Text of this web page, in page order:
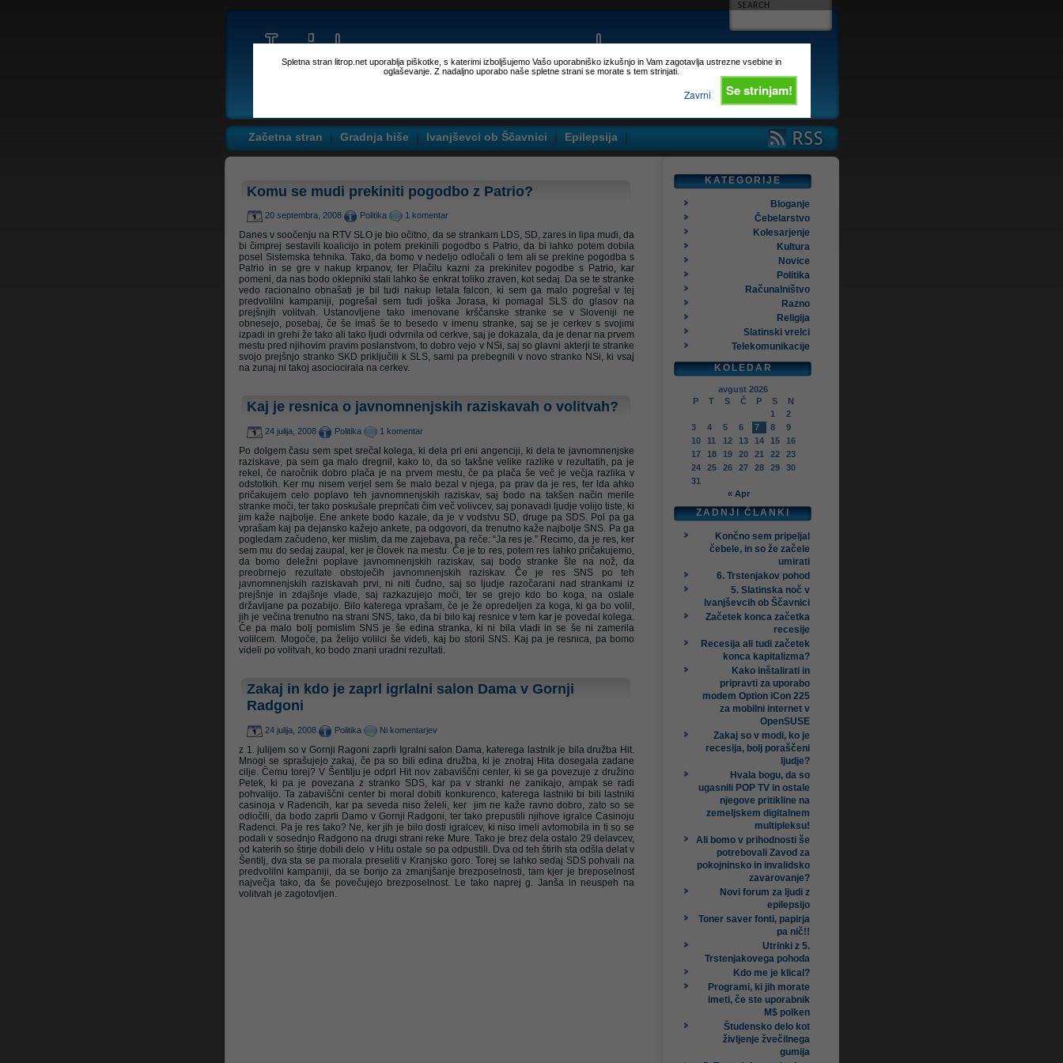
Spletna stran litrop.net uporablja piškotke, s katerimi izboljšujemo Vašo uporabniško izkušnjo in Vam zagotavlja ustrezne vsebine in
oglaševanje. Z nadaljno uporabo naše spletne strani se morate s tem strinjati.
Se strinjam!
Zavrni
Začetna stran Gradnja hiše Ivanjševci ob Ščavnici Epilepsija
Komu se mudi prekiniti pogodbo z Patrio?
20 septembra, 2008 Politika 1 komentar
Danes v soočenju na RTV SLO je bio očitno, da se strankam LDS, SD, zares in lipa mudi, da
bi čimprej sestavili koalicijo in potem prekinili pogodbo s Patrio, da bi lahko potem dobila
posel Sistemska tehnika. Tako, da bomo v nedeljo odločali o tem ali se prekine pogodba s
Patrio in se gre v nakup krpanov, ter Plačilu kazni za prekinitev pogodbe s Patrio, kar
pomeni, da nas bodo oklepniki stali lahko še enkrat toliko zraven, kot sedaj. Da se te stranke
vedo racionalno obnašati je bil tudi nakup letala falcon, ki sem ga malo pogrešal v tej
predvolilni kampaniji, pogrešal sem tudi joška Jorasa, ki pomagal SLS do glasov na
prejšnjih volitvah. Ustanovljene tako imenovane krščanske stranke se v Sloveniji ne
obnesejo, posebaj, če še imaš še to besedo v imenu stranke, saj se je cerkev s svojimi
izpadi in grehi že tako ali tako ljudi odvrnila od cerkve, saj je dokazala, da je denar na prvem
mestu pred njihovim pravim poslanstvom, to dobro vejo v NSi, saj so glavni akterji te stranke
svojo prejšnjo stranko SKD priključili k SLS, sami pa prebegnili v novo stranko NSi, ki vsaj
na zunaj ni takoj asociocirala na cerkev.
Kaj je resnica o javnomnenjskih raziskavah o volitvah?
24 julija, 2008 Politika 1 komentar
Po dolgem času sem spet srečal kolega, ki dela pri eni angenciji, ki dela te javnomnenjske
raziskave, pa sem ga malo dregnil, kako to, da so takšne velike razlike v rezultatih, pa je
rekel, če naročnik dobro plača je na prvem mestu, če pa plača še več je večja razlika v
odstotkih. Ker mu nisem verjel sem še malo bezal v njega, pa prav da je res, ter lda ahko
pričakujem celo poplavo teh javnomnenjskih raziskav, saj bodo na takšen način merile
stranke moči, ter tako poskušale prepričati čim več volivcev, saj ponavadi ljudje volijo tiste, ki
jim kaže najbolje. Ene ankete bodo kazale, da je v vodstvu SD, druge pa SDS. Pol pa ga
vprašam kaj pa dejansko kažejo ankete, pa odgovori, da trenutno kaže najbolje SNS. Pa ga
pogledam začudeno, ker mislim, da me zajebava, pa reče: “Ja res je.” Recimo, da je res, ker
sem mu do sedaj zaupal, ker je človek na mestu. Če je to res, potem res lahko pričakujemo,
da bomo deležni poplave javnomnenjskih raziskav, saj bodo stranke šle na nož, da
preobrnejo rezultate obstoječih javnomnenjskih raziskav. Če je res SNS po teh
javnomnenjskih raziskavah prvi, ni niti čudno, saj so ljudje razočarani nad strankami iz
prejšnje in zdajšnje vlade, saj razkazujejo moči, ter se grejo kdo bo koga, na ostale
državljane pa pozabijo. Bilo katerega vprašam, če je že opredeljen za koga, ki ga bo volil,
jih je večina trenutno na strani SNS, tako, da bi bilo kaj resnice v tem kar je povedal kolega.
Če pa malo bolj pomislim SNS je še edina stranka, ki ni bila vladi in se še ni zamerila
volilcem. Mogoče, pa želijo volilci še videti, kaj bo storil SNS. Kaj pa je resnica, pa bomo
videli po volitvah, ko bodo znani uradni rezultati.
Zakaj in kdo je zaprl igrlalni salon Dama v Gornji
Radgoni
24 julija, 2008 Politika Ni komentarjev
z 1. julijem so v Gornji Ragoni zaprli Igralni salon Dama, katerega lastnik je bila družba Hit.
Mnogi se sprašujejo zakaj, če pa so bili edina družba, ki je znotraj Hita dosegala zadane
cilje. Čemu torej? V Šentilju je odprl Hit nov zabaviščni center, ki se ga povezuje z družino
Petek, ki pa je povezana z stranko SDS, kar pa v stranki ne zanikajo, ampak se radi
pohvalijo. Ta zabaviščni center bi moral dobiti konkurenco, katerega lastniki bi bili lastniki
casinoja v Radencih, kar pa seveda niso želeli, ker jim ne kaže ravno dobro, zato so se
odločili, da bodo zaprli Damo v Gornji Radgoni, ter tako prepustili njihove igralce Casinoju
Radenci. Pa je res tako? Ne, ker jih je bilo dosti igralcev, ki niso imeli avtomobila in ti so se
podali v sosednjo Radgono na drugi strani reke Mure. Tako je brez dela ostalo 29 delavcev,
od katerih so štirje dobili delo v Hitu ostale so pa odpustili. Dva od teh štirih sta odšla delat v
Šentilj, dva sta se pa morala preseliti v Kranjsko goro. Torej se lahko sedaj SDS pohvali na
predvolilni kampaniji, da se borijo za zmanjšanje brezposelnosti, tam kjer je breposelnost
največja tako, da še povečujejo brezposelnost. Le tako naprej g. Janša in neuspeh na
volitvah je zagotovljen.
KATEGORIJE
Bloganje
Čebelarstvo
Kolesarjenje
Kultura
Novice
Politika
Računalništvo
Razno
Religija
Slatinski vrelci
Telekomunikacije
KOLEDAR
avgust 2026
P
T S Č P S
N
1
2
3
4 5 6 7 8
9
10
11 12 13 14 15
16
17
18 19 20 21 22
23
24
25 26 27 28 29
30
31
« Apr
ZADNJI ČLANKI
Končno sem pripeljal
čebele, in so že začele
umirati
6. Trstenjakov pohod
5. Slatinska noč v
Ivanjševcih ob Ščavnici
Začetek konca začetka
recesije
Recesija ali tudi začetek
konca kapitalizma?
Kako inštalirati in
pripravti za uporabo
modem Option iCon 225
za mobilni internet v
OpenSUSE
Zakaj so v modi, ko je
recesija, bolj poraščeni
ljudje?
Hvala bogu, da so
ugasnili POP TV in ostale
njegove pritikline na
zemeljskem digitalnem
multipleksu!
Ali bomo v prihodnosti še
potrebovali Zavod za
pokojninsko in invalidsko
zavarovanje?
Novi forum za ljudi z
epilepsijo
Toner saver fonti, papirja
pa nič!!
Utrinki z 5.
Trstenjakovega pohoda
Kdo me je klical?
Programi, ki jih morate
imeti, če ste uporabnik
M$ polken
Študensko delo kot
življenje žvečilnega
gumija